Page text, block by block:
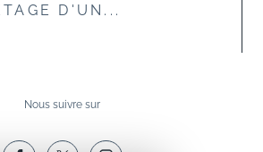
D'UN...
Nous suivre sur